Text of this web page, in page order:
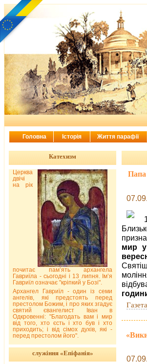
Папа
мир у
Катехизм
Церква
двічі
на рік
почитає пам’ять архангела
Гавриїла - сьогодні і 13 липня. Ім’я
Гавриїл означає "кріпкий у Бозі".
Архангел Гавриїл - один із семи
ангелів, які предстоять перед
престолом Божим, і про яких згадує
святий євангелист Іван в
Одкровенні: "Благодать вам і мир
від того, хто єсть і хто був і хто
приходить; і від сімох духів, які -
перед престолом його".
служіння «Епіфанія»
Головна Історія Життя парафії